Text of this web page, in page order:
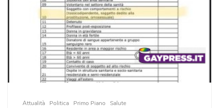
Attualità Politica Primo Piano Salute